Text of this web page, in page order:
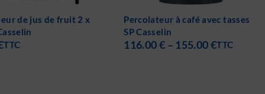
à café avec tasses
–155.00
Distributeur de lait chaud en
porcelaine Casselin
409.00€ – 479.00€TTC